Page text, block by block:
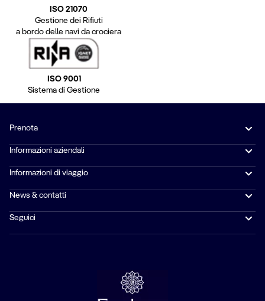
ISO 21070
Gestione dei Rifiuti
a bordo delle navi da crociera
ISO 9001
Sistema di Gestione
Prenota
Informazioni aziendali
Informazioni di viaggio
News & contatti
Seguici